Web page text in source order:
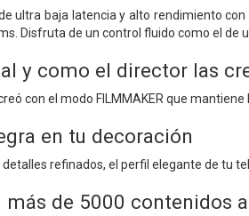
ultra baja latencia y alto rendimiento
Disfruta de un control fluido como el de
y como el director las
con el modo FILMMAKER que
en tu decoración
refinados, el perfil elegante de tu
más de 5000 contenidos